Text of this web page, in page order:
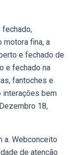
fechado,
motora fina, a
e fechado de
e fechado na
fantoches e
interações bem
18,
a. Webconceito
de atenção